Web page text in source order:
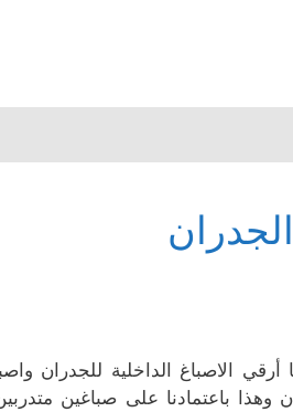
الاصباغ الداخلية للجدران
وهذا باعتمادنا على صباغين